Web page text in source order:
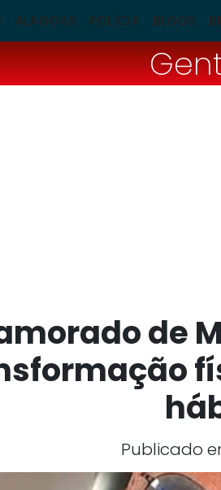
ALAGOAS POLÍCIA BLOGS
de
Publicado